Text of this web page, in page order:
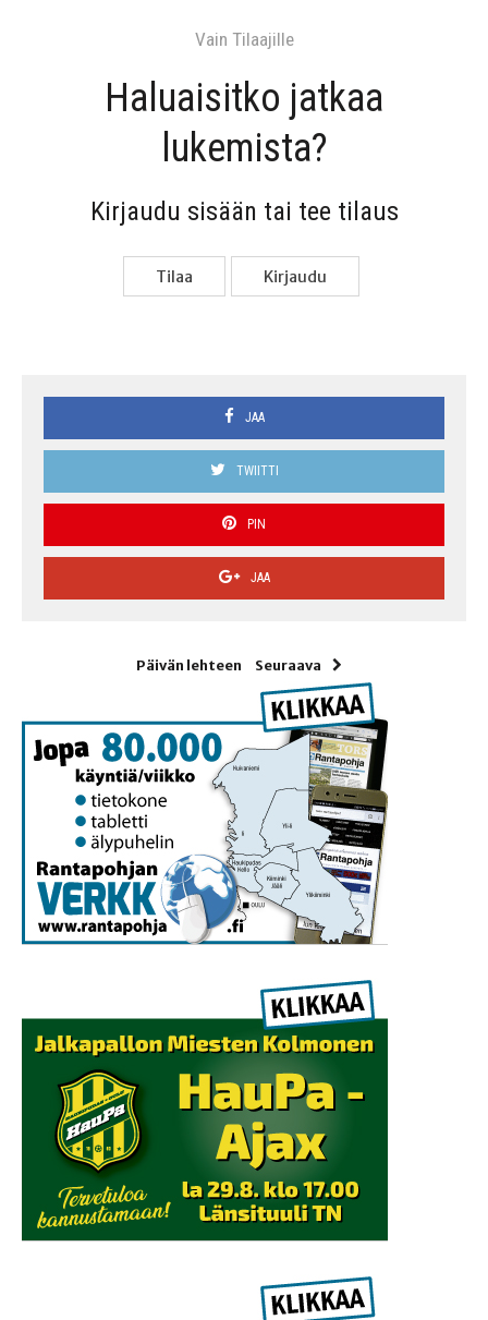
Vain Tilaa­jil­le
Haluai­sit­ko jat­kaa
lukemista?
Kir­jau­du sisään tai tee tilaus
Tilaa Kir­jau­du
JAA
TWIITTI
PIN
JAA
Päivän lehteen Seuraava